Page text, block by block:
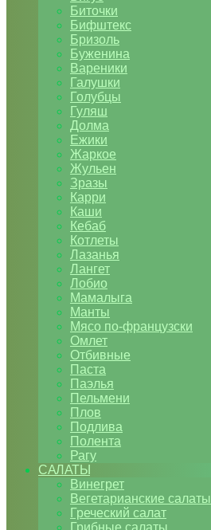
Биточки
Бифштекс
Бризоль
Буженина
Вареники
Галушки
Голубцы
Гуляш
Долма
Ежики
Жаркое
Жульен
Зразы
Карри
Каши
Кебаб
Котлеты
Лазанья
Лангет
Лобио
Мамалыга
Манты
Мясо по-французски
Омлет
Отбивные
Паста
Паэлья
Пельмени
Плов
Подлива
Полента
Рагу
САЛАТЫ
Винегрет
Вегетарианские салаты
Греческий салат
Грибные салаты